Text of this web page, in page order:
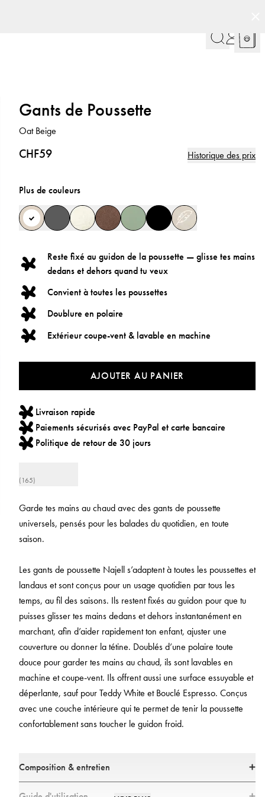
Gants de Poussette
Oat Beige
CHF59 Historique des prix
Plus de couleurs
Reste fixé au guidon de la poussette — glisse tes mains
dedans et dehors quand tu veux
Convient à toutes les poussettes
Doublure en polaire
Extérieur coupe-vent & lavable en machine
AJOUTER AU PANIER
Livraison rapide
Paiements sécurisés avec PayPal et carte bancaire
Politique de retour de 30 jours
(165)
Garde tes mains au chaud avec des gants de poussette
universels, pensés pour les balades du quotidien, en toute
saison.
Les gants de poussette Najell s’adaptent à toutes les poussettes et
landaus et sont conçus pour un usage quotidien par tous les
temps, au fil des saisons. Ils restent fixés au guidon pour que tu
puisses glisser tes mains dedans et dehors instantanément en
marchant, afin d’aider rapidement ton enfant, ajuster une
couverture ou donner la tétine. Doublés d’une polaire toute
douce pour garder tes mains au chaud, ils sont lavables en
machine et coupe‑vent. Ils offrent aussi une surface essuyable et
déperlante, sauf pour Teddy White et Bouclé Espresso. Conçus
avec une couche intérieure qui te permet de tenir la poussette
confortablement sans toucher le guidon froid.
Composition & entretien
Matériaux